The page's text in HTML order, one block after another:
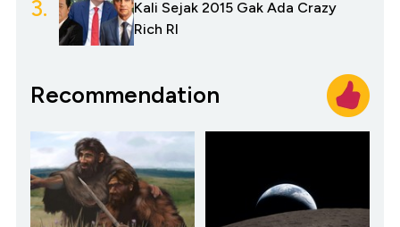
3.
Kali Sejak 2015 Gak Ada Crazy
Rich RI
Recommendation